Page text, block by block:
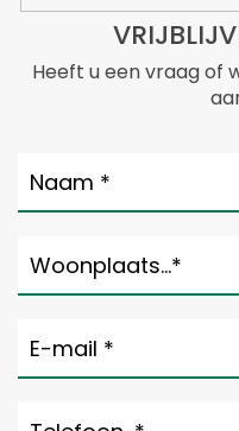
Heeft u een vraag of